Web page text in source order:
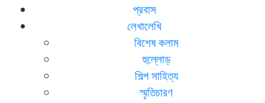
প্রবাস
লেখালেখি
বিশেষ কলাম
হুল্লোড়
শিল্প সাহিত্য
স্মৃতিচারণ